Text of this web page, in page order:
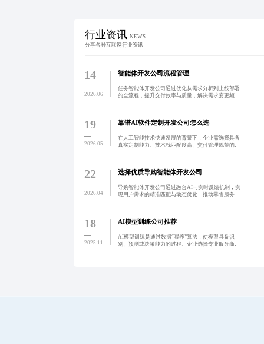
行业资讯 NEWS
分享各种互联网行业资讯
14
2026.06
智能体开发公司流程管理
任务智能体开发公司通过优化从需求分析到上线部署
的全流程，提升交付效率与质量，解决需求变更频
19
2026.05
靠谱AI软件定制开发公司怎么选
在人工智能技术快速发展的背景下，企业需选择具备
真实定制能力、技术栈匹配度高、交付管理规范的AI
22
2026.04
选择优质导购智能体开发公司
导购智能体开发公司通过融合AI与实时反馈机制，实
现用户需求的精准匹配与动态优化，推动零售服务从
18
2025.11
AI模型训练公司推荐
AI模型训练是通过数据“喂养”算法，使模型具备识
别、预测或决策能力的过程。企业选择专业服务商可